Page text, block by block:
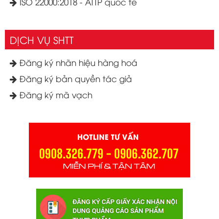
DỊCH VỤ SHTT
Đăng ký nhãn hiệu hàng hoá
Đăng ký bản quyền tác giả
Đăng ký mã vạch